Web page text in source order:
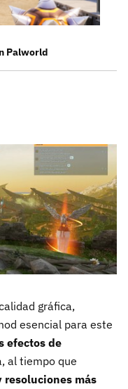
Palworld
gráfica,
esencial para este
efectos de
al tiempo que
resoluciones más